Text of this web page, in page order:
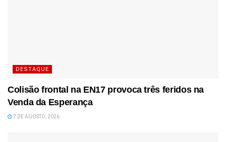
DESTAQUE
Colisão frontal na EN17 provoca três feridos na
Venda da Esperança
7 DE AGOSTO, 2026